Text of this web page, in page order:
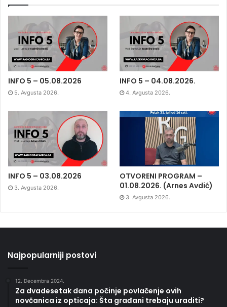
INFO 5 – 05.08.2026
5. Avgusta 2026.
INFO 5 – 04.08.2026.
4. Avgusta 2026.
INFO 5 – 03.08.2026
3. Avgusta 2026.
OTVORENI PROGRAM –
01.08.2026. (Arnes Avdić)
3. Avgusta 2026.
Najpopularniji postovi
12. Decembra 2024.
Za dvadesetak dana počinje povlačenje ovih
novčanica iz opticaja: Šta građani trebaju uraditi?